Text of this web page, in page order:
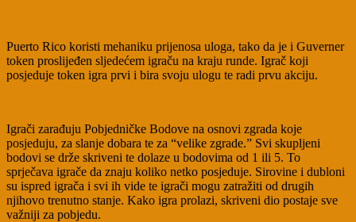
Puerto Rico koristi mehaniku prijenosa uloga, tako da je i Guverner
token proslijeđen sljedećem igraču na kraju runde. Igrač koji
posjeduje token igra prvi i bira svoju ulogu te radi prvu akciju.
Igrači zarađuju Pobjedničke Bodove na osnovi zgrada koje
posjeduju, za slanje dobara te za “velike zgrade.” Svi skupljeni
bodovi se drže skriveni te dolaze u bodovima od 1 ili 5. To
sprječava igrače da znaju koliko netko posjeduje. Sirovine i dubloni
su ispred igrača i svi ih vide te igrači mogu zatražiti od drugih
njihovo trenutno stanje. Kako igra prolazi, skriveni dio postaje sve
važniji za pobjedu.